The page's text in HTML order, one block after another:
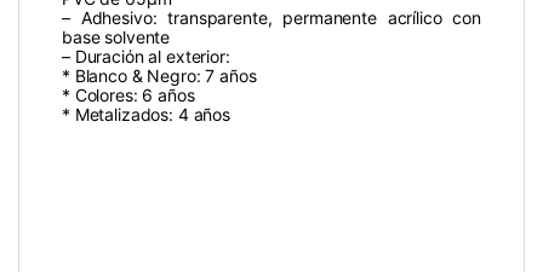
– Adhesivo: transparente, permanente acrílico con
base solvente
– Duraciόn al exterior:
* Blanco & Negro: 7 años
* Colores: 6 años
* Metalizados: 4 años